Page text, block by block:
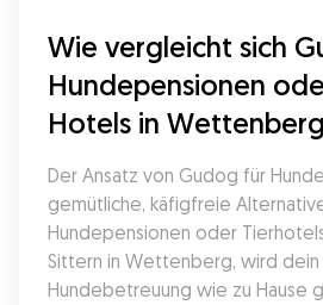
Wie vergleicht sich
Hundepensionen
Hotels in
Der Ansatz von Gudog für
gemütliche, käfigfreie
Hundepensionen oder
Sittern in Wettenberg, wird
Hundebetreuung wie zu Hause